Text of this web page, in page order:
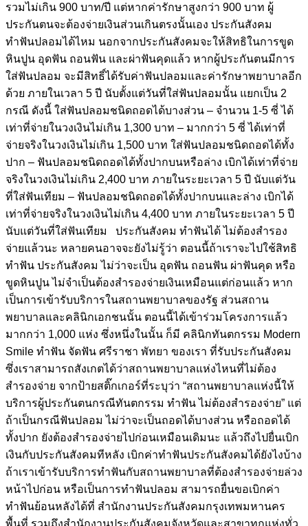
รวมไม่เกิน 900 บาท/ปี แต่หากค่ารักษาสูงกว่า 900 บาท ผู้
ประกันตนจะต้องจ่ายเงินส่วนเกินตรงนั้นเอง ประกันสังคม
ทำฟันปลอมได้ไหม นอกจากประกันสังคมจะให้สิทธิในการขูด
หินปูน อุดฟัน ถอนฟัน และผ่าฟันคุดแล้ว หากผู้ประกันตนมีการ
ใส่ฟันปลอม จะมีสิทธิ์ได้รับค่าฟันปลอมและค่ารักษาพยาบาลอีก
ด้วย ภายในเวลา 5 ปี นับตั้งแต่วันที่ใส่ฟันปลอมนั้น แยกเป็น 2
กรณี ดังนี้ ใส่ฟันปลอมชนิดถอดได้บางส่วน – จำนวน 1-5 ซี่ ได้
เท่าที่จ่ายในวงเงินไม่เกิน 1,300 บาท – มากกว่า 5 ซี่ ได้เท่าที่
จ่ายจริงในวงเงินไม่เกิน 1,500 บาท ใส่ฟันปลอมชนิดถอดได้ทั้ง
ปาก – ฟันปลอมชนิดถอดได้ทั้งปากบนหรือล่าง เบิกได้เท่าที่จ่าย
จริงในวงเงินไม่เกิน 2,400 บาท ภายในระยะเวลา 5 ปี นับแต่วัน
ที่ใส่ฟันเทียม – ฟันปลอมชนิดถอดได้ทั้งปากบนและล่าง เบิกได้
เท่าที่จ่ายจริงในวงเงินไม่เกิน 4,400 บาท ภายในระยะเวลา 5 ปี
นับแต่วันที่ใส่ฟันเทียม ประกันสังคม ทำฟันได้ ไม่ต้องสำรอง
จ่ายแล้วนะ หลายคนอาจจะยังไม่รู้ว่า ตอนนี้ถ้าเราจะไปใช้สิทธิ
ทำฟัน ประกันสังคม ไม่ว่าจะเป็น อุดฟัน ถอนฟัน ผ่าฟันคุด หรือ
ขูดหินปูน ไม่จำเป็นต้องสำรองจ่ายเงินเหมือนแต่ก่อนแล้ว หาก
เป็นการเข้ารับบริการในสถานพยาบาลของรัฐ ส่วนสถาน
พยาบาลและคลินิกเอกชนนั้น ตอนนี้ได้เข้าร่วมโครงการแล้ว
มากกว่า 1,000 แห่ง ซึ่งหนึ่งในนั้น ก็มี คลินิกทันตกรรม Modern
Smile ทำฟัน จัดฟัน ศรีราชา พัทยา ของเรา ที่รับประกันสังคม
ซึ่งเราสามารถสังเกตได้ว่าสถานพยาบาลแห่งไหนที่ไม่ต้อง
สำรองจ่าย จากป้ายสติ๊กเกอร์ที่ระบุว่า “สถานพยาบาลแห่งนี้ให้
บริการผู้ประกันตนกรณีทันตกรรม ทำฟัน ไม่ต้องสำรองจ่าย” แต่
ถ้าเป็นกรณีฟันปลอม ไม่ว่าจะเป็นถอดได้บางส่วน หรือถอดได้
ทั้งปาก ยังต้องสำรองจ่ายไปก่อนเหมือนเดิมนะ แล้วถึงไปยื่นเบิก
เงินกับประกันสังคมทีหลัง เบิกค่าทำฟันประกันสังคมได้ยังไงบ้าง
ถ้าเราเข้ารับบริการทำฟันกับสถานพยาบาลที่ต้องสำรองจ่ายล่วง
หน้าไปก่อน หรือเป็นการทำฟันปลอม สามารถยื่นขอเบิกค่า
ทำฟันย้อนหลังได้ที่ สำนักงานประกันสังคมกรุงเทพมหานคร
พื้นที่ รวมถึงสำนักงานประกันสังคมจังหวัดและสาขาทุกแห่งทั่ว